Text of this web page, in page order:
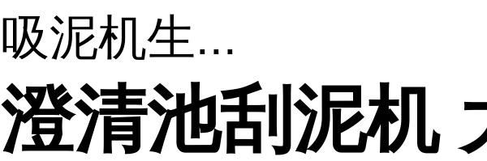
吸泥机生...
澄清池刮泥机